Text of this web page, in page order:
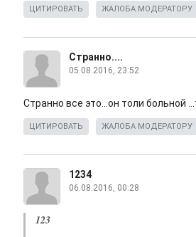
ЦИТИРОВАТЬ ЖАЛОБА МОДЕРАТОРУ
Странно....
05.08.2016, 23:52
Странно все это...он толи больной
ЦИТИРОВАТЬ ЖАЛОБА МОДЕРАТОРУ
1234
06.08.2016, 00:28
123